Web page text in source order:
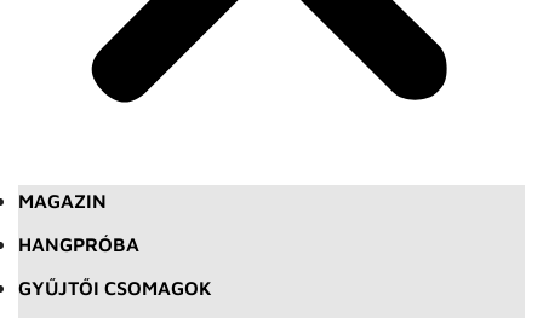
MAGAZIN
HANGPRÓBA
GYŰJTŐI CSOMAGOK